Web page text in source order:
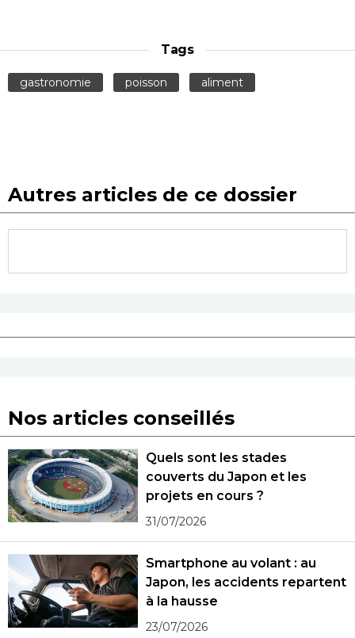
Tags
gastronomie poisson aliment
Autres articles de ce dossier
Nos articles conseillés
Quels sont les stades
couverts du Japon et les
projets en cours ?
31/07/2026
Smartphone au volant : au
Japon, les accidents repartent
à la hausse
23/07/2026